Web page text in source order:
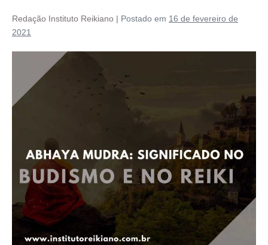
Redação Instituto Reikiano | Postado em 16 de fevereiro de
2021